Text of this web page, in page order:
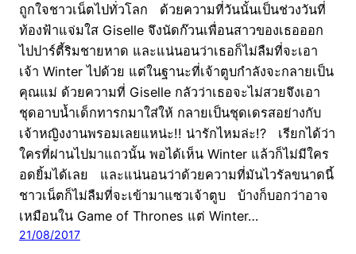
ถูกใจชาวเน็ตไปทั่วโลก ด้วยความที่วันนั้นเป็นช่วงวันที่
ท้องฟ้าแจ่มใส Giselle จึงนัดก๊วนเพื่อนสาวของเธอออก
ไปปาร์ตี้ริมชายหาด และแน่นอนว่าเธอก็ไม่ลืมที่จะเอา
เจ้า Winter ไปด้วย แต่ในฐานะที่เจ้าตูบกำลังจะกลายเป็น
คุณแม่ ด้วยความที่ Giselle กลัวว่าเธอจะไม่สวยจึงเอา
ชุดอาบน้ำเด็กทารกมาใส่ให้ กลายเป็นชุดเดรสอย่างกับ
เจ้าหญิงงานพรอมเลยแหน่ะ!! น่ารักไหมล่ะ!? เรียกได้ว่า
ใครที่ผ่านไปมาแถวนั้น พอได้เห็น Winter แล้วก็ไม่มีใคร
อดยิ้มได้เลย และแน่นอนว่าด้วยความที่มันไวรัลขนาดนี้
ชาวเน็ตก็ไม่ลืมที่จะเข้ามาแซวเจ้าตูบ บ้างก็บอกว่าอาจ
เหมือนใน Game of Thrones แต่ Winter…
21/08/2017